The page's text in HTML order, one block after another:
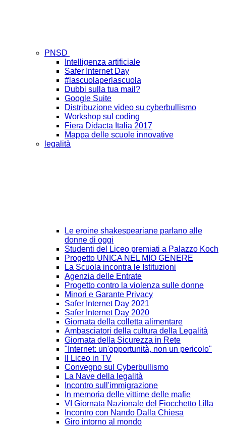
PNSD
Intelligenza artificiale
Safer Internet Day
#lascuolaperlascuola
Dubbi sulla tua mail?
Google Suite
Distribuzione video su cyberbullismo
Workshop sul coding
Fiera Didacta Italia 2017
Mappa delle scuole innovative
legalità
Le eroine shakespeariane parlano alle
donne di oggi
Studenti del Liceo premiati a Palazzo Koch
Progetto UNICA NEL MIO GENERE
La Scuola incontra le Istituzioni
Agenzia delle Entrate
Progetto contro la violenza sulle donne
Minori e Garante Privacy
Safer Internet Day 2021
Safer Internet Day 2020
Giornata della colletta alimentare
Ambasciatori della cultura della Legalità
Giornata della Sicurezza in Rete
"Internet: un'opportunità, non un pericolo"
Il Liceo in TV
Convegno sul Cyberbullismo
La Nave della legalità
Incontro sull'immigrazione
In memoria delle vittime delle mafie
VI Giornata Nazionale del Fiocchetto Lilla
Incontro con Nando Dalla Chiesa
Giro intorno al mondo